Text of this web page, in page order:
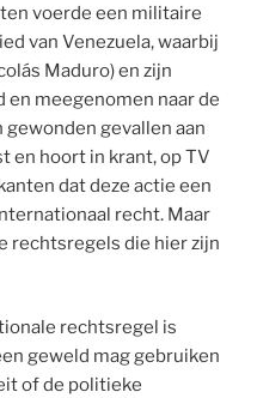
voerde een militaire
van Venezuela, waarbij
Maduro) en zijn
meegenomen naar de
gewonden gevallen aan
en hoort in krant, op TV
dat deze actie een
recht. Maar
rechtsregels die hier zijn
rechtsregel is
geweld mag gebruiken
of de politieke